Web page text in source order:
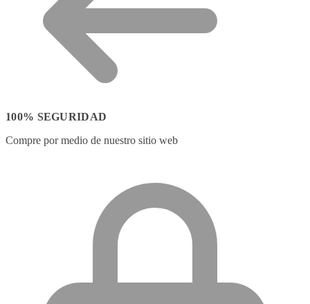
100% SEGURIDAD
Compre por medio de nuestro sitio web